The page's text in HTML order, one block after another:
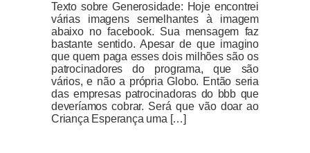
Texto sobre Generosidade: Hoje encontrei
várias imagens semelhantes à imagem
abaixo no facebook. Sua mensagem faz
bastante sentido. Apesar de que imagino
que quem paga esses dois milhões são os
patrocinadores do programa, que são
vários, e não a própria Globo. Então seria
das empresas patrocinadoras do bbb que
deveríamos cobrar. Será que vão doar ao
Criança Esperança uma […]